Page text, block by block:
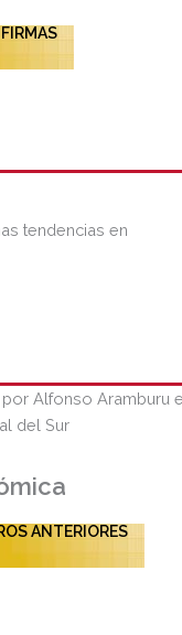
tendencias en
ANTERIORES